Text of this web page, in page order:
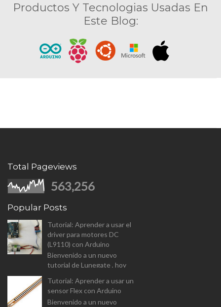
Productos Y Tecnologias Usadas En
Este Blog:
Total Pageviews
563,256
Popular Posts
Tutorial: Aprender a usar el
driver para motores DC
(L9110) con Arduino
Bienvenido a un nuevo
tutorial de Lunegate , hoy
controlar motores DC (L9110
Dual-Chanel H-Bridge). I...
Tutorial: Aprender a usar un
sensor Flex con Arduino
Bienvenido a un nuevo